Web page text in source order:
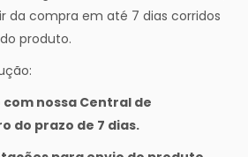
da compra em até 7 dias corridos
produto.
nossa Central de
do prazo de 7 dias.